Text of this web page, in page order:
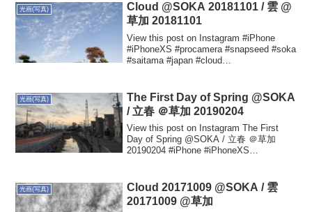
光画(写真)
Cloud @SOKA 20181101 / 雲 @
草加 20181101
View this post on Instagram #iPhone
#iPhoneXS #procamera #snapseed #soka
#saitama #japan #cloud
光画(写真)
The First Day of Spring @SOKA
/ 立春 ＠草加 20190204
View this post on Instagram The First
Day of Spring @SOKA / 立春 ＠草加
20190204 #iPhone #iPhoneXS
光画(写真)
Cloud 20171009 @SOKA / 雲
20171009 @草加